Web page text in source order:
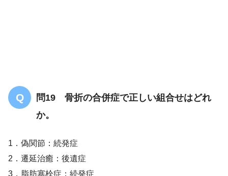
問19 骨折の合併症で正しい組合せはどれ
か。
1．偽関節：続発症
2．遷延治癒：後遺症
3．脂肪塞栓症：続発症